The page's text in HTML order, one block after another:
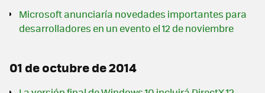
Microsoft anunciaría novedades importantes para
desarrolladores en un evento el 12 de noviembre
01 de octubre de 2014